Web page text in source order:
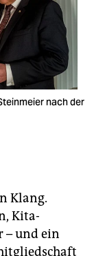
nach der
Klang.
Kita-
– und ein